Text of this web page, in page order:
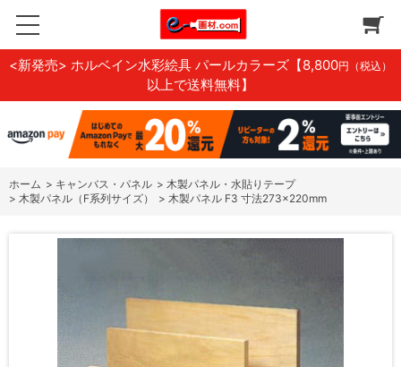
<新発売> ホルベイン水彩絵具 パールカラーズ 【8,800円（税込）
以上で送料無料】
ホーム > キャンバス・パネル > 木製パネル・水貼りテープ
> 木製パネル（F系列サイズ） > 木製パネル F3 寸法273×220mm